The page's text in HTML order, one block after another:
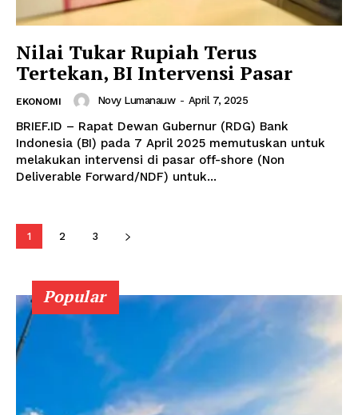
Nilai Tukar Rupiah Terus
Tertekan, BI Intervensi Pasar
EKONOMI Novy Lumanauw - April 7, 2025
BRIEF.ID – Rapat Dewan Gubernur (RDG) Bank
Indonesia (BI) pada 7 April 2025 memutuskan untuk
melakukan intervensi di pasar off-shore (Non
Deliverable Forward/NDF) untuk...
1 2 3
Popular